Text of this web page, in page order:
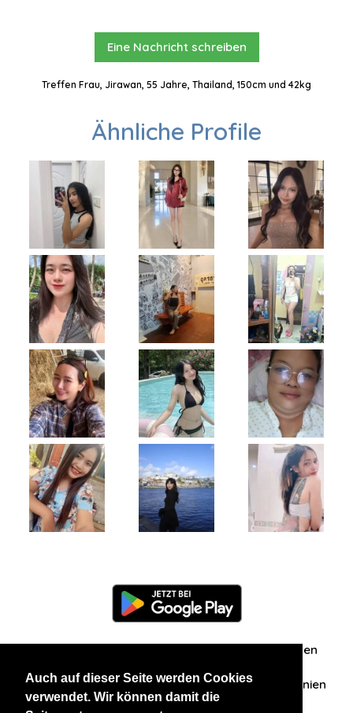
Auch auf dieser Seite werden Cookies
verwendet. Wir können damit die
Eine Nachricht schreiben
Treffen Frau, Jirawan, 55 Jahre, Thailand, 150cm und 42kg
Ähnliche Profile
Zuschriften/Erfahrungen
Datenschutzerklärung AGB Datenschutzrichtlinien